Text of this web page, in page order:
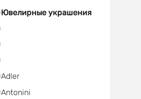
Ювелирные украшения
Adler
Antonini